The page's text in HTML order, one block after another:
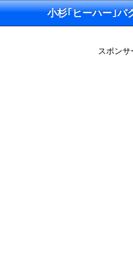
小杉｢ヒーハー｣パ
スポンサ